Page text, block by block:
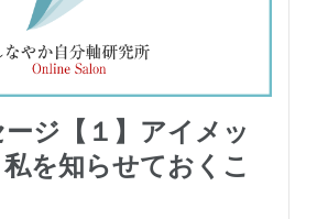
ジ【１】アイメッ
を知らせておくこ